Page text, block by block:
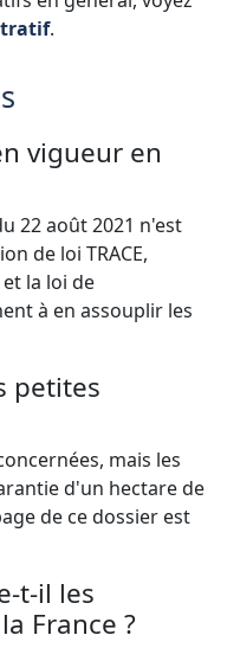
.
vigueur en
22 août 2021 n'est
de loi TRACE,
la loi de
à en assouplir les
petites
mais les
d'un hectare de
de ce dossier est
t-il les
France ?